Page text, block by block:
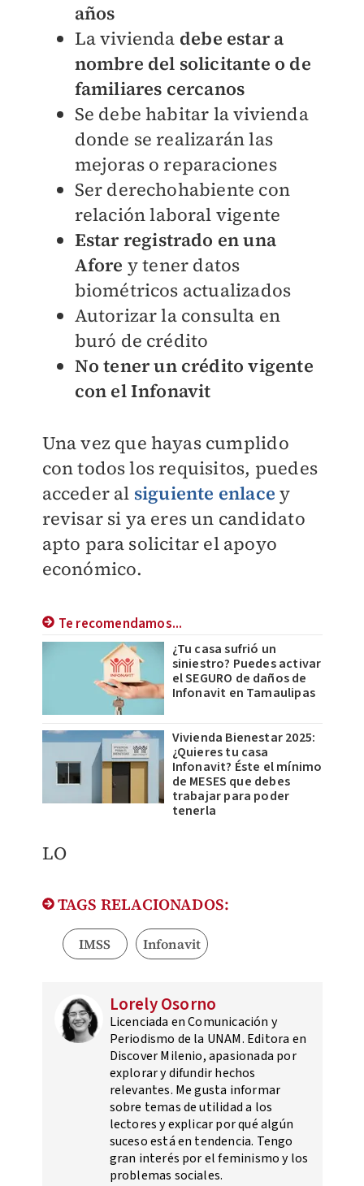
años
La vivienda debe estar a
nombre del solicitante o de
familiares cercanos
Se debe habitar la vivienda
donde se realizarán las
mejoras o reparaciones
Ser derechohabiente con
relación laboral vigente
Estar registrado en una
Afore y tener datos
biométricos actualizados
Autorizar la consulta en
buró de crédito
No tener un crédito vigente
con el Infonavit
Una vez que hayas cumplido
con todos los requisitos, puedes
acceder al siguiente enlace y
revisar si ya eres un candidato
apto para solicitar el apoyo
económico.
Te recomendamos...
¿Tu casa sufrió un
siniestro? Puedes activar
el SEGURO de daños de
Infonavit en Tamaulipas
Vivienda Bienestar 2025:
¿Quieres tu casa
Infonavit? Éste el mínimo
de MESES que debes
trabajar para poder
tenerla
LO
TAGS RELACIONADOS:
IMSS Infonavit
Lorely Osorno
Licenciada en Comunicación y
Periodismo de la UNAM. Editora en
Discover Milenio, apasionada por
explorar y difundir hechos
relevantes. Me gusta informar
sobre temas de utilidad a los
lectores y explicar por qué algún
suceso está en tendencia. Tengo
gran interés por el feminismo y los
problemas sociales.